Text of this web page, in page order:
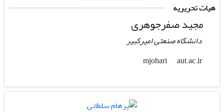
هیات تحریریه
مجید صفرجوهری
دانشگاه صنعتی امیرکبیر
mjohari
aut.ac.ir